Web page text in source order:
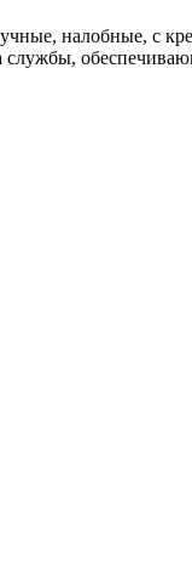
налобные, с